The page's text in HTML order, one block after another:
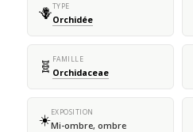
🪻TYPE
Orchidée
🧬 FAMILLE
Orchidaceae
☀️EXPOSITION
Mi-ombre, ombre